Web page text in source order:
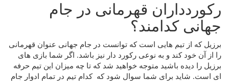
رکوردداران قهرمانی در جام
جهانی کدامند؟
برزیل که از تیم هایی است که توانست در جام جهانی عنوان قهرمانی
را از آن خود کند و به نوعی رکورد دار نیز باشد. اگر شما بازی های
برزیل را دیده باشید متوجه خواهید شد که تا چه میزان این تیم حرفه
ای است. شاید برای شما سوال شود که کدام تیم در تمام ادوار جام